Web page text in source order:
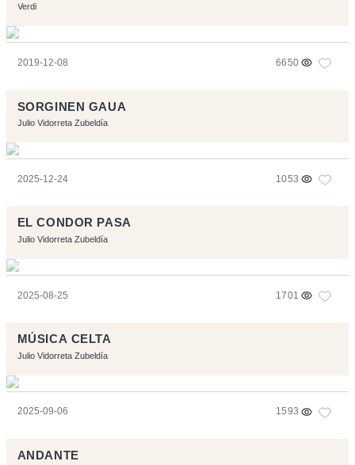
Verdi
2019-12-08 6650
SORGINEN GAUA
Julio Vidorreta Zubeldía
2025-12-24 1053
EL CONDOR PASA
Julio Vidorreta Zubeldía
2025-08-25 1701
MÚSICA CELTA
Julio Vidorreta Zubeldía
2025-09-06 1593
ANDANTE